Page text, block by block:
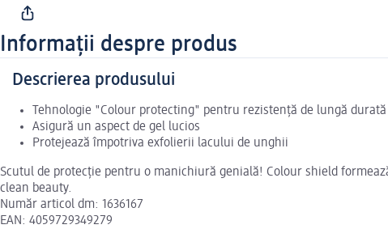
Informații despre produs
Descrierea produsului
Tehnologie "Colour protecting" pentru rezistență de lungă durată
Asigură un aspect de gel lucios
Protejează împotriva exfolierii lacului de unghii
Scutul de protecție pentru o manichiură genială! Colour shield
clean beauty.
Număr articol dm: 1636167
EAN: 4059729349279